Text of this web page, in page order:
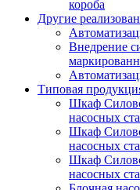
короба
Другие
Внедрение
Типовая
Шкаф
насосных
Шкаф
насосных
Шкаф
насосных